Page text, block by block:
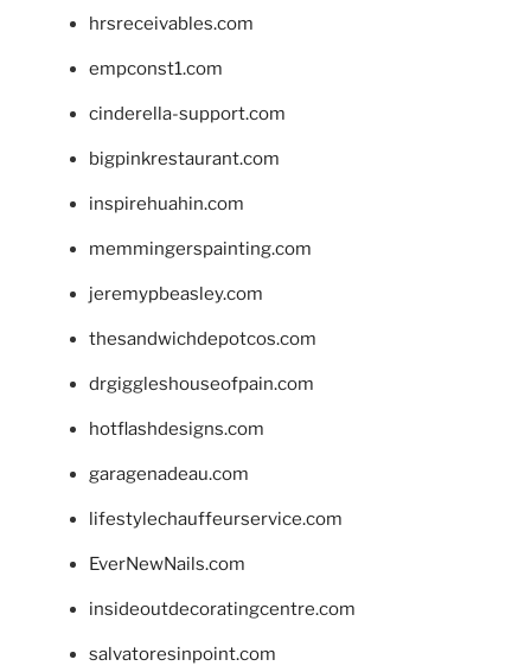
hrsreceivables.com
empconst1.com
cinderella-support.com
bigpinkrestaurant.com
inspirehuahin.com
memmingerspainting.com
jeremypbeasley.com
thesandwichdepotcos.com
drgiggleshouseofpain.com
hotflashdesigns.com
garagenadeau.com
lifestylechauffeurservice.com
EverNewNails.com
insideoutdecoratingcentre.com
salvatoresinpoint.com